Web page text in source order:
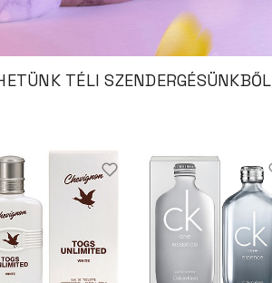
TÉLI SZENDERGÉSÜNKBŐL